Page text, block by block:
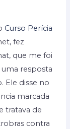
Curso Perícia
fez
que me foi
uma resposta
Ele disse no
marcada
tratava de
contra